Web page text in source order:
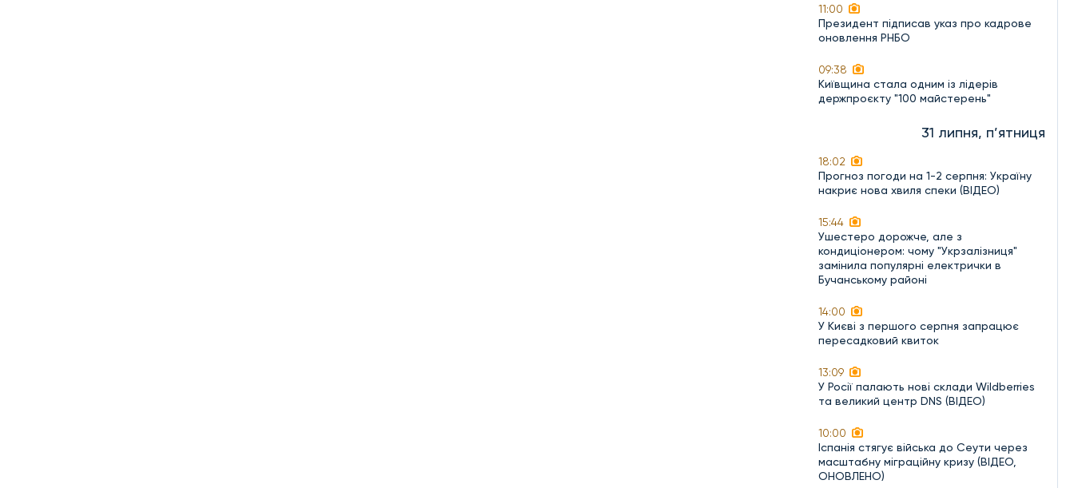
11:00
Президент підписав указ про кадрове
оновлення РНБО
09:38
Київщина стала одним із лідерів
держпроєкту "100 майстерень"
31 липня, п’ятниця
18:02
Прогноз погоди на 1-2 серпня: Україну
накриє нова хвиля спеки (ВІДЕО)
15:44
Ушестеро дорожче, але з
кондиціонером: чому "Укрзалізниця"
замінила популярні електрички в
Бучанському районі
14:00
У Києві з першого серпня запрацює
пересадковий квиток
13:09
У Росії палають нові склади Wildberries
та великий центр DNS (ВІДЕО)
10:00
Іспанія стягує війська до Сеути через
масштабну міграційну кризу (ВІДЕО,
ОНОВЛЕНО)